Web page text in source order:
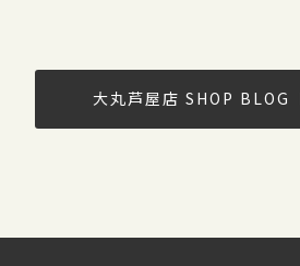
大丸芦屋店 SHOP BLOG